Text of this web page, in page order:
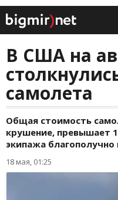
В США на
самолета
Общая стоимость
крушение, превышает
экипажа
18 мая, 01:25